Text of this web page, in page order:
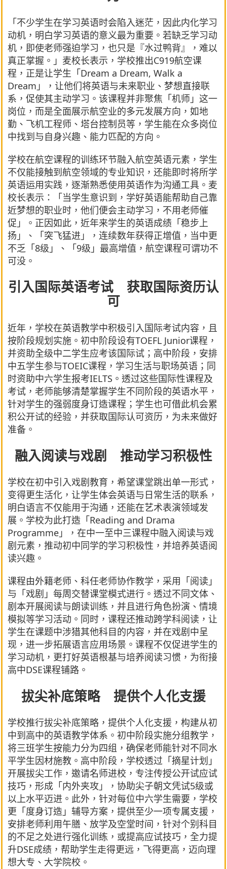
「不少学生在学习英语时会陷入迷茫，因此内化学习
动机，明白学习英语的意义最为重要。若缺乏学习动
机，即使老师强迫学习，也只是『水过鸭背』，难以
真正掌握。」麦校长表示，学校推出C919航空课
程，正是让学生「Dream a Dream, Walk a
Dream」，让他们将英语与未来职业、梦想直接联
系，促使其主动学习。该课程并非聚焦「机师」这一
岗位，而是全面展示航空业的多元发展方向，如地
勤、飞机工程师、塔台控制员等，学生能在众多岗位
中找到与自身兴趣、能力匹配的方向。
学校在航空课程的训练环节融入航空英语元素，学生
不仅能接触到航空领域的专业知识，还能即时将所学
英语运用实践，逐渐熟悉使用英语作为沟通工具。麦
校长表示：「当学生意识到，学好英语能帮助自己靠
近梦想的职业时，他们便会主动学习，不用老师催
促」。正因如此，近年来学生的英语成绩「稳步上
扬」、「突飞猛进」，连续数年获得正增值，当中更
不乏「8级」、「9级」最高增值，航空课程可谓功不
可没。
引入国际英语考试 获取国际资历认
可
近年，学校在英语教学中积极引入国际考试内容，且
按阶段规划实施。初中阶段设有TOEFL Junior课程，
并资助全级中二学生应考该国际试；高中阶段，安排
中五学生参与TOEIC课程，学习生活与职场英语；同
时资助中六学生报考IELTS。透过这些国际性课程及
考试，老师能够清楚掌握学生不同阶段的英语水平，
针对学生的强弱度身订造课程；学生也可借此机会累
积公开试的经验，并获取国际认可资历，为未来做好
准备。
融入阅读与戏剧 推动学习积极性
学校在初中引入戏剧教育，希望课堂跳出单一形式，
变得更生活化，让学生体会英语与日常生活的联系，
明白语言不仅能用于沟通，还能在艺术表演领域发
展。学校为此打造「Reading and Drama
Programme」，在中一至中三课程中融入阅读与戏
剧元素，推动初中同学的学习积极性，并培养英语阅
读兴趣。
课程由外籍老师、科任老师协作教学，采用「阅读」
与「戏剧」每周交替课堂模式进行。透过不同文体、
剧本开展阅读与朗读训练，并且进行角色扮演、情境
模拟等学习活动。同时，课程还推动跨学科阅读，让
学生在课题中涉猎其他科目的内容，并在戏剧中呈
现，进一步拓展语言应用场景。课程不仅促进学生的
学习动机，更打好英语根基与培养阅读习惯，为衔接
高中DSE课程铺路。
拔尖补底策略 提供个人化支援
学校推行拔尖补底策略，提供个人化支援，构建从初
中到高中的英语教学体系。初中阶段实施分组教学，
将三班学生按能力分为四组，确保老师能针对不同水
平学生因材施教。高中阶段，学校透过「摘星计划」
开展拔尖工作，邀请名师进校，专注传授公开试应试
技巧，形成「内外夹攻」，协助尖子朝文凭试5级或
以上水平迈进。此外，针对每位中六学生需要，学校
更「度身订造」辅导方案，提供至少一项专属支援，
安排老师利用午膳、放学及空堂时间，针对个别科目
的不足之处进行强化训练，或提高应试技巧，全力提
升DSE成绩，帮助学生走得更远，飞得更高，迈向理
想大专、大学院校。